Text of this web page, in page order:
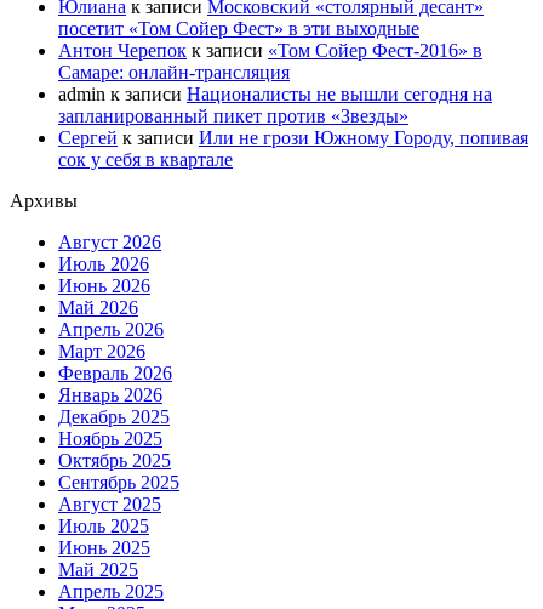
Юлиана к записи Московский «столярный десант»
посетит «Том Сойер Фест» в эти выходные
Антон Черепок к записи «Том Сойер Фест-2016» в
Самаре: онлайн-трансляция
admin к записи Националисты не вышли сегодня на
запланированный пикет против «Звезды»
Сергей к записи Или не грози Южному Городу, попивая
сок у себя в квартале
Архивы
Август 2026
Июль 2026
Июнь 2026
Май 2026
Апрель 2026
Март 2026
Февраль 2026
Январь 2026
Декабрь 2025
Ноябрь 2025
Октябрь 2025
Сентябрь 2025
Август 2025
Июль 2025
Июнь 2025
Май 2025
Апрель 2025